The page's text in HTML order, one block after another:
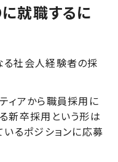
就職するに
る社会人経験者の採
ィアから職員採用に
新卒採用という形は
いるポジションに応募